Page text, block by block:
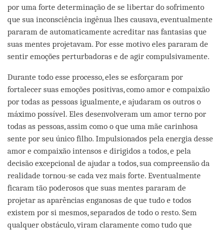
por uma forte determinação de se libertar do sofrimento
que sua inconsciência ingênua lhes causava, eventualmente
pararam de automaticamente acreditar nas fantasias que
suas mentes projetavam. Por esse motivo eles pararam de
sentir emoções perturbadoras e de agir compulsivamente.
Durante todo esse processo, eles se esforçaram por
fortalecer suas emoções positivas, como amor e compaixão
por todas as pessoas igualmente, e ajudaram os outros o
máximo possível. Eles desenvolveram um amor terno por
todas as pessoas, assim como o que uma mãe carinhosa
sente por seu único filho. Impulsionados pela energia desse
amor e compaixão intensos e dirigidos a todos, e pela
decisão excepcional de ajudar a todos, sua compreensão da
realidade tornou-se cada vez mais forte. Eventualmente
ficaram tão poderosos que suas mentes pararam de
projetar as aparências enganosas de que tudo e todos
existem por si mesmos, separados de todo o resto. Sem
qualquer obstáculo, viram claramente como tudo que